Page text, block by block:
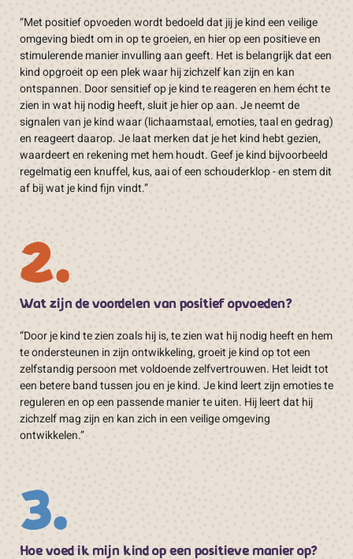
“Met positief opvoeden wordt bedoeld dat jij je kind een veilige
omgeving biedt om in op te groeien, en hier op een positieve en
stimulerende manier invulling aan geeft. Het is belangrijk dat een
kind opgroeit op een plek waar hij zichzelf kan zijn en kan
ontspannen. Door sensitief op je kind te reageren en hem écht te
zien in wat hij nodig heeft, sluit je hier op aan. Je neemt de
signalen van je kind waar (lichaamstaal, emoties, taal en gedrag)
en reageert daarop. Je laat merken dat je het kind hebt gezien,
waardeert en rekening met hem houdt. Geef je kind bijvoorbeeld
regelmatig een knuffel, kus, aai of een schouderklop - en stem dit
af bij wat je kind fijn vindt.”
2.
Wat zijn de voordelen van positief opvoeden?
“Door je kind te zien zoals hij is, te zien wat hij nodig heeft en hem
te ondersteunen in zijn ontwikkeling, groeit je kind op tot een
zelfstandig persoon met voldoende zelfvertrouwen. Het leidt tot
een betere band tussen jou en je kind. Je kind leert zijn emoties te
reguleren en op een passende manier te uiten. Hij leert dat hij
zichzelf mag zijn en kan zich in een veilige omgeving
ontwikkelen.”
3.
Hoe voed ik mijn kind op een positieve manier op?